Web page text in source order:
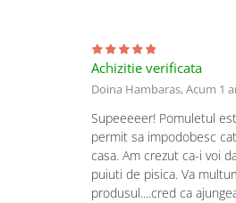
Achizitie verificata
Doina Hambaras,Acum 1
Supeeeeer! Pomuletul
permit sa impodobesc
casa. Am crezut ca-i voi
puiuti de pisica. Va
produsul....cred ca